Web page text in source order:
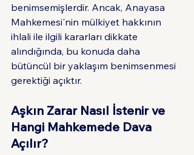
benimsemişlerdir. Ancak, Anayasa
Mahkemesi'nin mülkiyet hakkının
ihlali ile ilgili kararları dikkate
alındığında, bu konuda daha
bütüncül bir yaklaşım benimsenmesi
gerektiği açıktır.
Aşkın Zarar Nasıl İstenir ve
Hangi Mahkemede Dava
Açılır?